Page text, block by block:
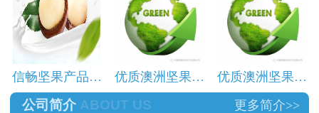
信畅坚果产品… 优质澳洲坚果… 优质澳洲坚果…
公司简介 ABOUT US 更多简介>>